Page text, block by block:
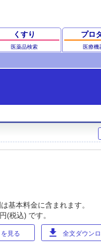
くすり
医薬品検索
プロ
医療機
基本料金に含まれます。
(税込) です。
見る download 全文ダウン